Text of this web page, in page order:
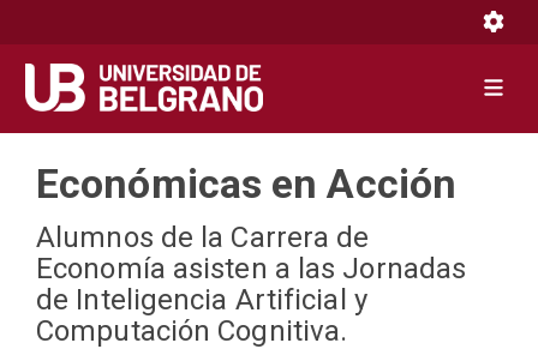
principal
Económicas en Acción
Alumnos de la Carrera de
Economía asisten a las Jornadas
de Inteligencia Artificial y
Computación Cognitiva.